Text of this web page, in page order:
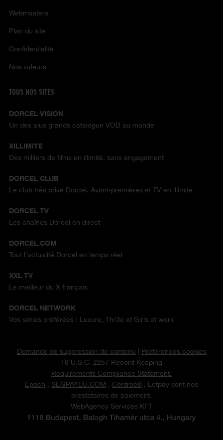
Webmasters
Plan du site
Confidentialité
Nos valeurs
TOUS NOS SITES
DORCEL VISION
Un des plus grands catalogue VOD au monde
XILLIMITE
Des milliers de films en illimité, sans engagement
DORCEL CLUB
Le club très privé Dorcel. Avant-premières et TV en illimité
DORCEL TV
Les chaînes Dorcel en direct
DORCEL.COM
Tout l'actualité Dorcel en temps réel
XXL TV
Le meilleur du X français
DORCEL NETWORK
Vos séries préférées : Luxure, Thr3e et Girls at work
Demande de suppression de contenu
Préférences cookies
18 U.S.C. 2257 Record Keeping
Requirements Compliance Statement.
Epoch , SEGPAYEU.COM , Centrobill , Letpay sont nos
prestataires de paiement.
WebAgency Services KFT